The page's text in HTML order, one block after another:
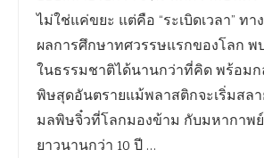
ไม่ใช่แค่ขยะ แต่คือ “ระเบิดเวลา” ทา
ผลการศึกษาทศวรรษแรกของโลก พ
ในธรรมชาติได้นานกว่าที่คิด พร้อมก
พิษสุดอันตรายแม้พลาสติกจะเริ่มสลา
มลพิษจิ๋วที่โลกมองข้าม กับมหากาพ
ยาวนานกว่า 10 ปี …